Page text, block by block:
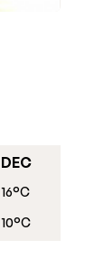
DEC
16°C
10°C